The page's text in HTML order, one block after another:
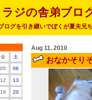
ジの舎弟ブロ
ログを引き継いでぼくが夏夫兄
金 土
05 06
12 13
19 20
Aug 11, 2010
おなかそり